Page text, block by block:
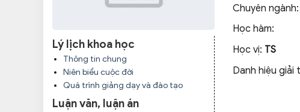
Lý lịch khoa học
Thông tin chung
Niên biểu cuộc đời
Quá trình giảng dạy và đào tạo
Luận văn, luận án
Chuyên ngành:
Học hàm:
Học vị: TS
Danh hiệu giải